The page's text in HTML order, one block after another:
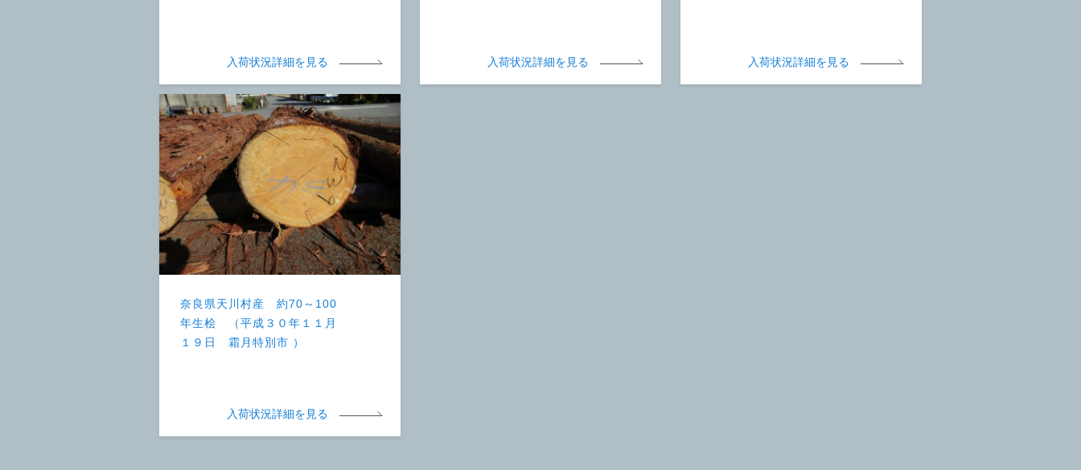
入荷状況詳細を見る 入荷状況詳細を見る 入荷状況詳細を見る
奈良県天川村産 約70～100
年生桧 （平成３０年１１月
１９日 霜月特別市 ）
入荷状況詳細を見る